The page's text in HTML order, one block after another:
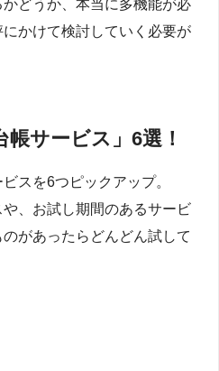
どうか、本当に多機能が必
かけて検討していく必要が
サービス」6選！
スを6つピックアップ。
、お試し期間のあるサービ
があったらどんどん試して